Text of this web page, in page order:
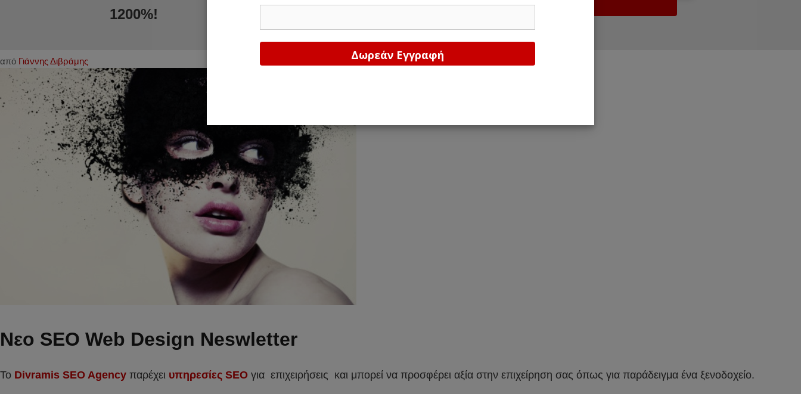
1200%!
από Γιάννης Διβράμης
Νεο SEO Web Design Neswletter
Το Divramis SEO Agency παρέχει υπηρεσίες SEO για επιχειρήσεις και μπορεί να προσφέρει αξία στην επιχείρηση σας όπως για παράδειγμα ένα ξενοδοχείο.